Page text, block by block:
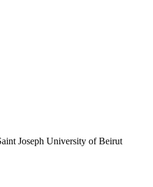
Joseph University of Beirut